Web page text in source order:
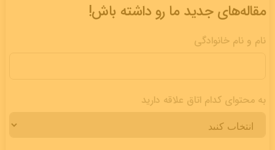
مقاله‌های جدید ما رو داشته باش!
نام و نام خانوادگی
به محتوای کدام اتاق علاقه دارید